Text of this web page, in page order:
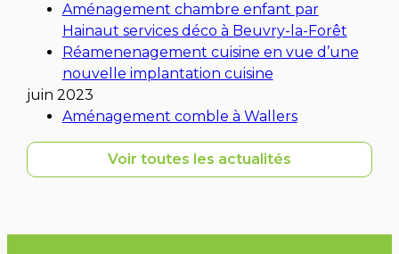
Aménagement chambre enfant par
Hainaut services déco à Beuvry-la-Forêt
Réamenenagement cuisine en vue d’une
nouvelle implantation cuisine
juin 2023
Aménagement comble à Wallers
Voir toutes les actualités